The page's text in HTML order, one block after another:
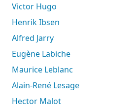
Victor Hugo
Henrik Ibsen
Alfred Jarry
Eugène Labiche
Maurice Leblanc
Alain-René Lesage
Hector Malot